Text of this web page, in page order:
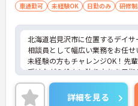
車通勤可 未経験OK 日勤のみ 研修
北海道岩見沢市に位置するデイ
相談員として幅広い業務をお任
未経験の方もチャレンジOK！先
受けながら徐々に独り立ちを目
も整っており魅力の1つです。ご
接対策ポイントなど、さらに詳細
詳細を見る